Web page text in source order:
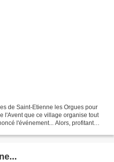
de Saint-Etienne les Orgues pour
l'Avent que ce village organise tout
l'événement... Alors, profitant